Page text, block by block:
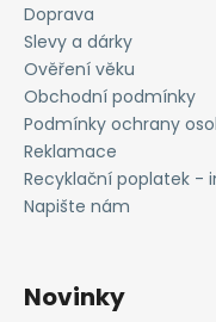
u
j
e
m
e
LIO
NANO
CIGARETA
PASSION
Doprava
Slevy a dárky
Ověření věku
Obchodní podmínky
Podmínky ochrany
Reklamace
Recyklační poplatek -
Napište nám
Novinky